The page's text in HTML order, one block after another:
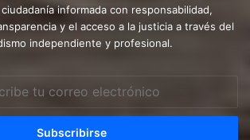
informada con responsabilidad,
y el acceso a la justicia a través del
independiente y profesional.